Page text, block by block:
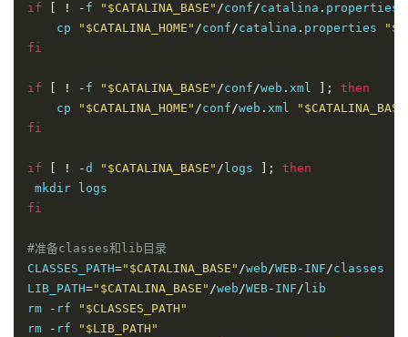
if ! - f "$CATALINA_BASE" /conf/catalina . properties
    cp
"$CATALINA_HOME" /conf/catalina . properties
fi
if ! - f "$CATALINA_BASE" /conf/web . xml ];
then
    cp
"$CATALINA_HOME" /conf/web . xml
fi
if ! -d "$CATALINA_BASE" / logs ];
then
fi
#准备classes和lib目录
CLASSES_PATH="$CATALINA_BASE" /web/WEB- INF/classes
LIB_PATH="$CATALINA_BASE" /web/WEB- INF/ lib
rm
- rf
"$CLASSES_PATH"
rm
- rf
"$LIB_PATH"